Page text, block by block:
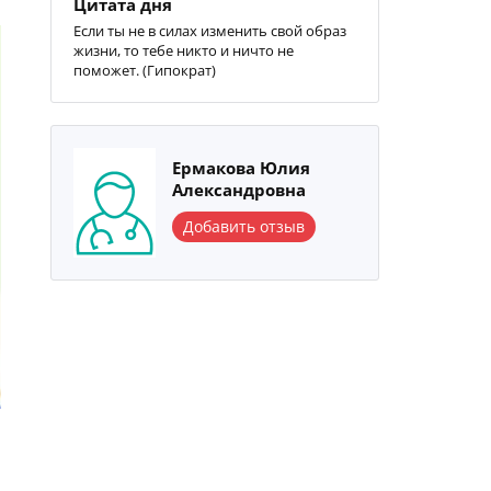
Цитата дня
Если ты не в силах изменить свой образ
жизни, то тебе никто и ничто не
поможет. (Гипократ)
Ермакова Юлия
Александровна
Добавить отзыв